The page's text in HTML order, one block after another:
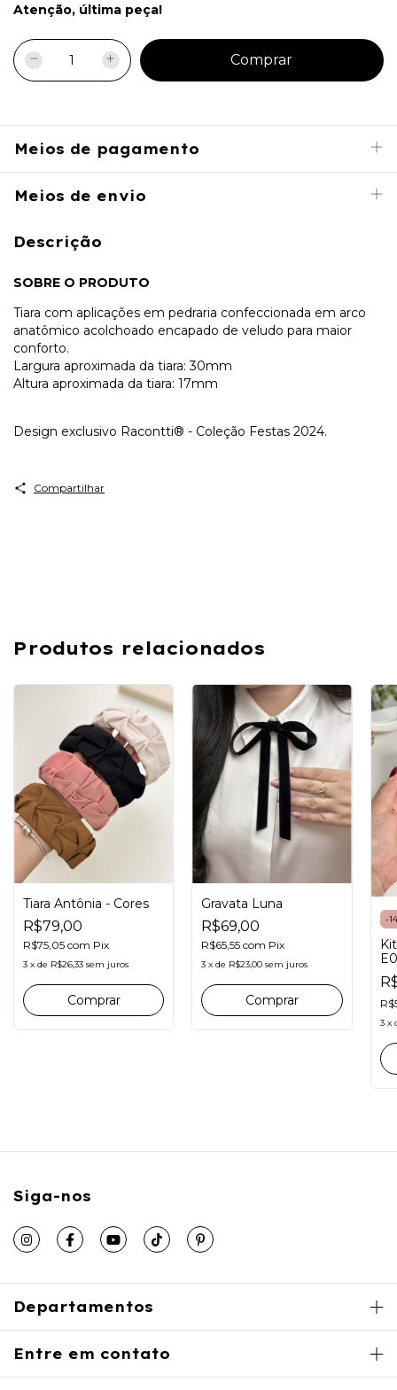
Atenção, última peça!
Meios de pagamento
Meios de envio
Descrição
SOBRE O PRODUTO
Tiara com aplicações em pedraria confeccionada em arco
anatômico acolchoado encapado de veludo para maior
conforto.
Largura aproximada da tiara: 30mm
Altura aproximada da tiara: 17mm
Design exclusivo Racontti® - Coleção Festas 2024.
Compartilhar
Produtos relacionados
Tiara Antônia - Cores
R$79,00
R$75,05 com Pix
3 x de R$26,33 sem juros
Comprar
Gravata Luna
R$69,00
R$65,55com Pix
3 xde R$23,00 sem juros
Comprar
-14
3 x
Siga-nos
Departamentos
Entre em contato